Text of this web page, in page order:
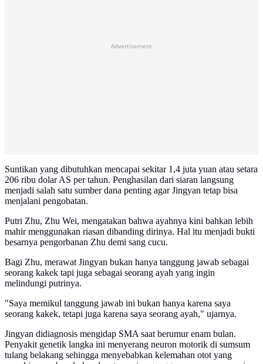
Advertisement
Suntikan yang dibutuhkan mencapai sekitar 1,4 juta yuan atau setara
206 ribu dolar AS per tahun. Penghasilan dari siaran langsung
menjadi salah satu sumber dana penting agar Jingyan tetap bisa
menjalani pengobatan.
Putri Zhu, Zhu Wei, mengatakan bahwa ayahnya kini bahkan lebih
mahir menggunakan riasan dibanding dirinya. Hal itu menjadi bukti
besarnya pengorbanan Zhu demi sang cucu.
Bagi Zhu, merawat Jingyan bukan hanya tanggung jawab sebagai
seorang kakek tapi juga sebagai seorang ayah yang ingin
melindungi putrinya.
"Saya memikul tanggung jawab ini bukan hanya karena saya
seorang kakek, tetapi juga karena saya seorang ayah," ujarnya.
Jingyan didiagnosis mengidap SMA saat berumur enam bulan.
Penyakit genetik langka ini menyerang neuron motorik di sumsum
tulang belakang sehingga menyebabkan kelemahan otot yang